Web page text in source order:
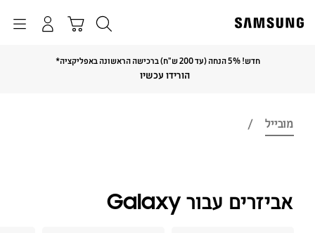
חדש! 5% הנחה (עד 200 ש"ח) ברכישה הראשונה באפליקציה*
הורידו עכשיו
מובייל
אביזרים עבור Galaxy